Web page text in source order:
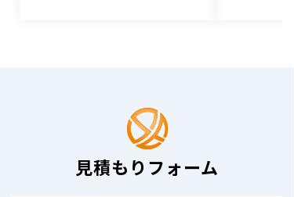
見積もりフォーム